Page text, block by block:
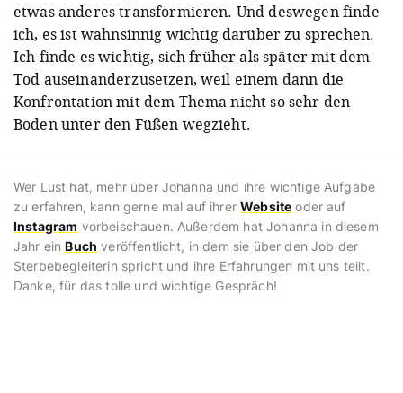
etwas anderes transformieren. Und deswegen finde
ich, es ist wahnsinnig wichtig darüber zu sprechen.
Ich finde es wichtig, sich früher als später mit dem
Tod auseinanderzusetzen, weil einem dann die
Konfrontation mit dem Thema nicht so sehr den
Boden unter den Füßen wegzieht.
Wer Lust hat, mehr über Johanna und ihre wichtige Aufgabe
zu erfahren, kann gerne mal auf ihrerWebsite oder auf
Instagram vorbeischauen. Außerdem hat Johanna in diesem
Jahr einBuch veröffentlicht, in dem sie über den Job der
Sterbebegleiterin spricht und ihre Erfahrungen mit uns teilt.
Danke, für das tolle und wichtige Gespräch!